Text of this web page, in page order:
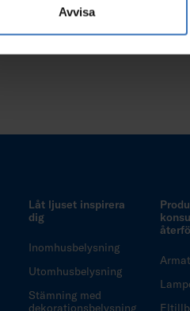
Avvisa
Låt ljuset inspirera
dig
Inomhusbelysning
Utomhusbelysning
Stämning med